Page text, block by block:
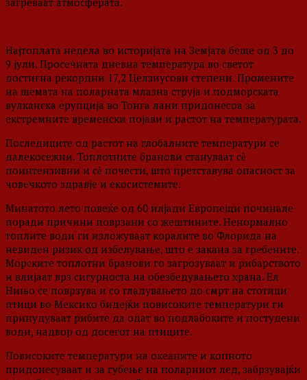
Најтоплата недела во историјата на Земјата беше од 3 до
9 јули. Просечната дневна температура во светот
достигна рекордни 17,2 Целзиусови степени. Промените
на шемата на поларната млазна струја и подморската
вулканска ерупција во Тонга лани придонесоа за
екстремните временски појави и растот на температурата.
Последиците од растот на глобалните температури се
далекосежни. Топлотните бранови стануваат сѐ
поинтензивни и сѐ почести, што претставува опасност за
човечкото здравје и екосистемите.
Минатото лето повеќе од 60 илјади Европејци починале
поради причини поврзани со жештините. Ненормално
топлите води ги изложуваат коралите во Флорида на
невиден ризик од избелување, што е закана за гребените.
Морските топлотни бранови го загрозуваат и рибарството
и влијаат врз сигурноста на обезбедувањето храна. Ел
Нињо се поврзува и со гладувањето до смрт на стотици
птици во Мексико бидејќи повисоките температури ги
принудуваат рибите да одат во подлабоките и постудени
води, надвор од досегот на птиците.
Повисоките температури на океаните и копното
придонесуваат и за губење на поларниот лед, забрзувајќи